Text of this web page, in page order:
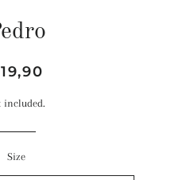
included.
Size